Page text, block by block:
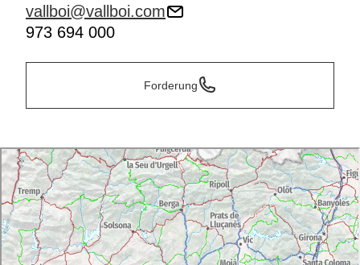
vallboi@vallboi.com
973 694 000
Forderung